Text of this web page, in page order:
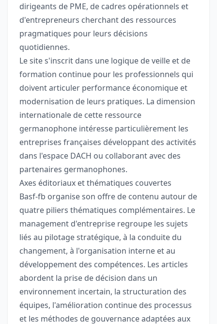
dirigeants de PME, de cadres opérationnels et
d'entrepreneurs cherchant des ressources
pragmatiques pour leurs décisions
quotidiennes.
Le site s'inscrit dans une logique de veille et de
formation continue pour les professionnels qui
doivent articuler performance économique et
modernisation de leurs pratiques. La dimension
internationale de cette ressource
germanophone intéresse particulièrement les
entreprises françaises développant des activités
dans l'espace DACH ou collaborant avec des
partenaires germanophones.
Axes éditoriaux et thématiques couvertes
Basf-fb organise son offre de contenu autour de
quatre piliers thématiques complémentaires. Le
management d'entreprise regroupe les sujets
liés au pilotage stratégique, à la conduite du
changement, à l'organisation interne et au
développement des compétences. Les articles
abordent la prise de décision dans un
environnement incertain, la structuration des
équipes, l'amélioration continue des processus
et les méthodes de gouvernance adaptées aux